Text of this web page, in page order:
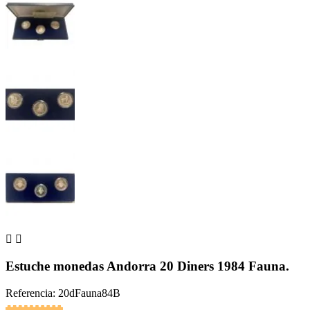
 
Estuche monedas Andorra 20 Diners 1984 Fauna.
Referencia: 20dFauna84B